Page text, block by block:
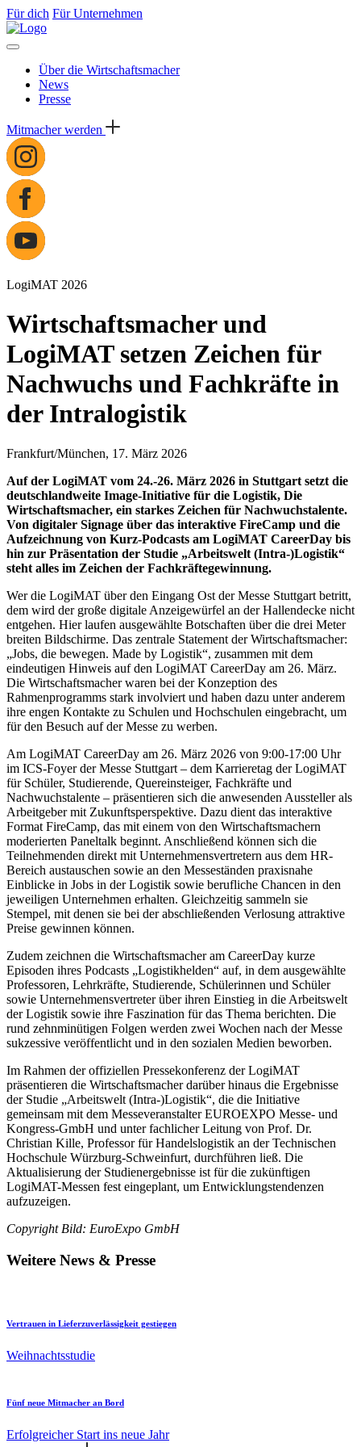
Für dich Für Unternehmen
Über die Wirtschaftsmacher
News
Presse
Mitmacher werden
LogiMAT 2026
Wirtschaftsmacher und
LogiMAT setzen Zeichen für
Nachwuchs und Fachkräfte in
der Intralogistik
Frankfurt/München, 17. März 2026
Auf der LogiMAT vom 24.-26. März 2026 in Stuttgart setzt die
deutschlandweite Image-Initiative für die Logistik, Die
Wirtschaftsmacher, ein starkes Zeichen für Nachwuchstalente.
Von digitaler Signage über das interaktive FireCamp und die
Aufzeichnung von Kurz-Podcasts am LogiMAT CareerDay bis
hin zur Präsentation der Studie „Arbeitswelt (Intra-)Logistik“
steht alles im Zeichen der Fachkräftegewinnung.
Wer die LogiMAT über den Eingang Ost der Messe Stuttgart betritt,
dem wird der große digitale Anzeigewürfel an der Hallendecke nicht
entgehen. Hier laufen ausgewählte Botschaften über die drei Meter
breiten Bildschirme. Das zentrale Statement der Wirtschaftsmacher:
„Jobs, die bewegen. Made by Logistik“, zusammen mit dem
eindeutigen Hinweis auf den LogiMAT CareerDay am 26. März.
Die Wirtschaftsmacher waren bei der Konzeption des
Rahmenprogramms stark involviert und haben dazu unter anderem
ihre engen Kontakte zu Schulen und Hochschulen eingebracht, um
für den Besuch auf der Messe zu werben.
Am LogiMAT CareerDay am 26. März 2026 von 9:00-17:00 Uhr
im ICS-Foyer der Messe Stuttgart – dem Karrieretag der LogiMAT
für Schüler, Studierende, Quereinsteiger, Fachkräfte und
Nachwuchstalente – präsentieren sich die anwesenden Aussteller als
Arbeitgeber mit Zukunftsperspektive. Dazu dient das interaktive
Format FireCamp, das mit einem von den Wirtschaftsmachern
moderierten Paneltalk beginnt. Anschließend können sich die
Teilnehmenden direkt mit Unternehmensvertretern aus dem HR-
Bereich austauschen sowie an den Messeständen praxisnahe
Einblicke in Jobs in der Logistik sowie berufliche Chancen in den
jeweiligen Unternehmen erhalten. Gleichzeitig sammeln sie
Stempel, mit denen sie bei der abschließenden Verlosung attraktive
Preise gewinnen können.
Zudem zeichnen die Wirtschaftsmacher am CareerDay kurze
Episoden ihres Podcasts „Logistikhelden“ auf, in dem ausgewählte
Professoren, Lehrkräfte, Studierende, Schülerinnen und Schüler
sowie Unternehmensvertreter über ihren Einstieg in die Arbeitswelt
der Logistik sowie ihre Faszination für das Thema berichten. Die
rund zehnminütigen Folgen werden zwei Wochen nach der Messe
sukzessive veröffentlicht und in den sozialen Medien beworben.
Im Rahmen der offiziellen Pressekonferenz der LogiMAT
präsentieren die Wirtschaftsmacher darüber hinaus die Ergebnisse
der Studie „Arbeitswelt (Intra-)Logistik“, die die Initiative
gemeinsam mit dem Messeveranstalter EUROEXPO Messe- und
Kongress-GmbH und unter fachlicher Leitung von Prof. Dr.
Christian Kille, Professor für Handelslogistik an der Technischen
Hochschule Würzburg-Schweinfurt, durchführen ließ. Die
Aktualisierung der Studienergebnisse ist für die zukünftigen
LogiMAT-Messen fest eingeplant, um Entwicklungstendenzen
aufzuzeigen.
Copyright Bild: EuroExpo GmbH
Weitere News & Presse
Vertrauen in Lieferzuverlässigkeit gestiegen
Weihnachtsstudie
Fünf neue Mitmacher an Bord
Erfolgreicher Start ins neue Jahr